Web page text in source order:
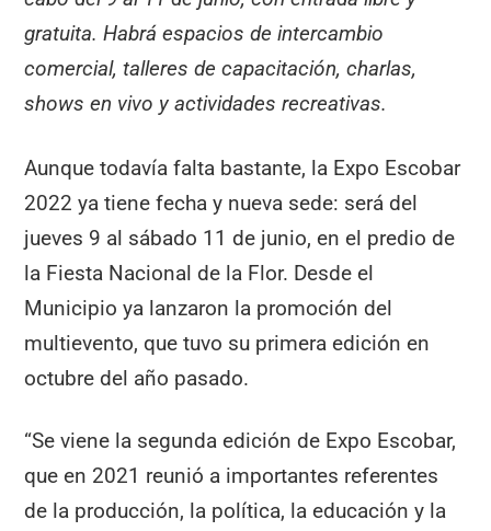
gratuita. Habrá espacios de intercambio
comercial, talleres de capacitación, charlas,
shows en vivo y actividades recreativas.
Aunque todavía falta bastante, la Expo Escobar
2022 ya tiene fecha y nueva sede: será del
jueves 9 al sábado 11 de junio, en el predio de
la Fiesta Nacional de la Flor. Desde el
Municipio ya lanzaron la promoción del
multievento, que tuvo su primera edición en
octubre del año pasado.
“Se viene la segunda edición de Expo Escobar,
que en 2021 reunió a importantes referentes
de la producción, la política, la educación y la